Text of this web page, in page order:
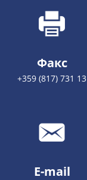
Факс
+359 (817) 731 13
E-mail